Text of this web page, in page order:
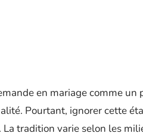
en mariage comme un
Pourtant, ignorer cette
tradition varie selon les